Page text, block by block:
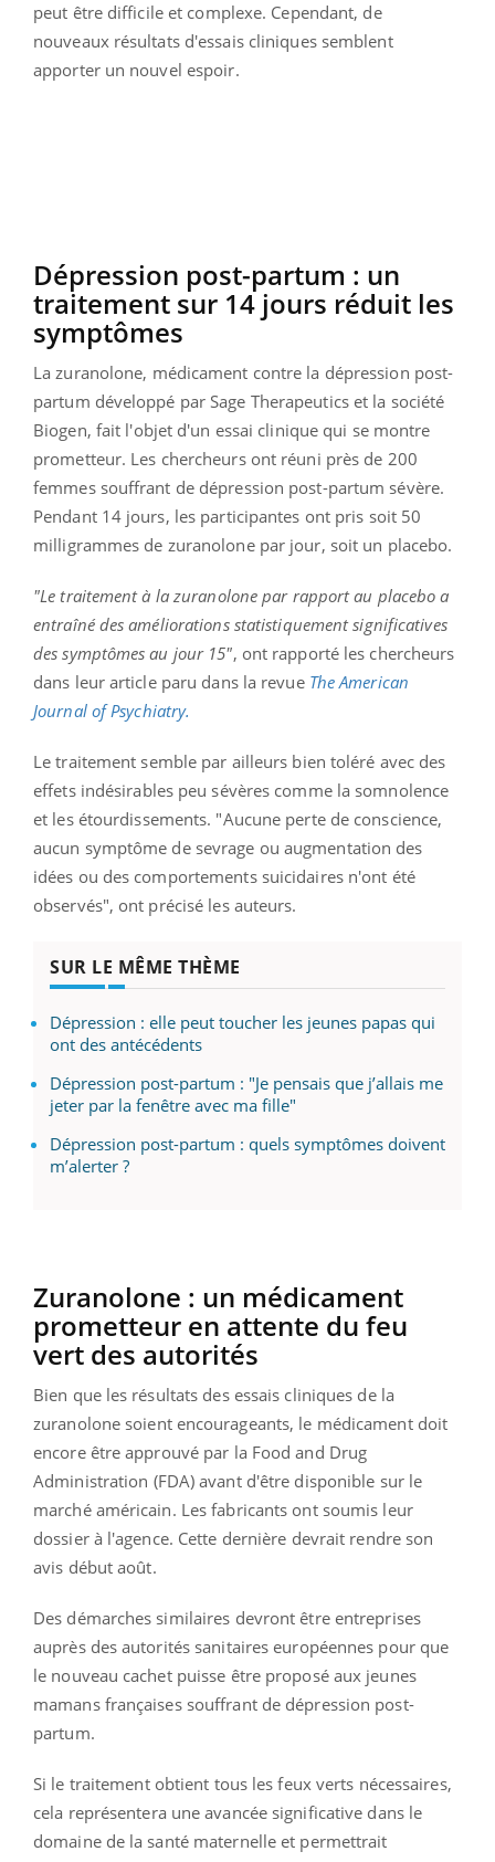
peut être difficile et complexe. Cependant, de
nouveaux résultats d'essais cliniques semblent
apporter un nouvel espoir.
Dépression post-partum : un
traitement sur 14 jours réduit les
symptômes
Lazuranolone, médicament contre la dépression post-
partum développé par Sage Therapeuticset la société
Biogen, fait l'objet d'un essai clinique qui se montre
prometteur. Les chercheurs ont réuni près de 200
femmes souffrant de dépression post-partum sévère.
Pendant 14 jours, les participantes ont pris soit 50
milligrammes de zuranolonepar jour, soit un placebo.
"Le traitement à la zuranolone par rapport au placebo a
entraîné des améliorations statistiquement significatives
des symptômes au jour 15", ont rapporté les chercheurs
dans leur article paru dans la revue TheAmerican
Journal ofPsychiatry.
Le traitement semble par ailleurs bien toléré avec des
effets indésirables peu sévères comme la somnolence
et les étourdissements. "Aucune perte de conscience,
aucun symptôme de sevrage ou augmentation des
idées ou des comportements suicidaires n'ont été
observés", ont précisé les auteurs.
SUR LE MÊME THÈME
Dépression : elle peut toucher les jeunes papas qui
ont des antécédents
Dépression post-partum : "Je pensais que j’allais me
jeter par la fenêtre avec ma fille"
Dépression post-partum : quels symptômes doivent
m’alerter ?
Zuranolone : un médicament
prometteur en attente du feu
vert des autorités
Bien que les résultats des essais cliniques de la
zuranolone soient encourageants, le médicament doit
encore être approuvé par la Food and Drug
Administration (FDA) avant d'être disponible sur le
marché américain. Les fabricants ont soumis leur
dossier à l'agence. Cette dernière devrait rendre son
avis début août.
Des démarches similaires devront être entreprises
auprès des autorités sanitaires européennes pour que
le nouveau cachet puisse être proposé aux jeunes
mamans françaises souffrant de dépression post-
partum.
Si le traitement obtient tous les feux verts nécessaires,
cela représentera une avancée significative dans le
domaine de la santé maternelle et permettrait